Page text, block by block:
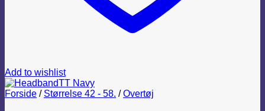
Add to wishlist
Forside / Størrelse 42 - 58. / Overtøj